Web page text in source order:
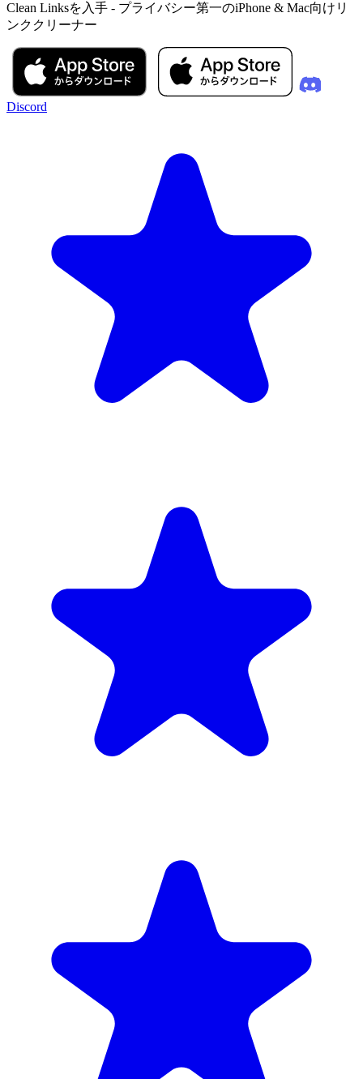
Clean Linksを入手 - プライバシー第一のiPhone & Mac向けリ
ンククリーナー
Discord